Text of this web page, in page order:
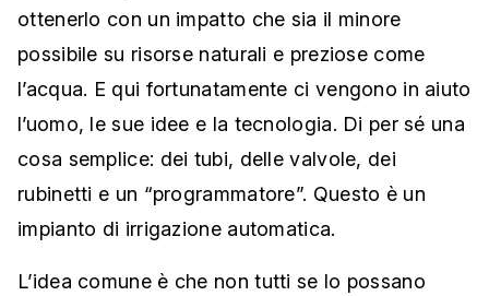
ottenerlo con un impatto che sia il minore
possibile su risorse naturali e preziose come
l’acqua. E qui fortunatamente ci vengono in aiuto
l’uomo, le sue idee e la tecnologia. Di per sé una
cosa semplice: dei tubi, delle valvole, dei
rubinetti e un “programmatore”. Questo è un
impianto di irrigazione automatica.
L’idea comune è che non tutti se lo possano